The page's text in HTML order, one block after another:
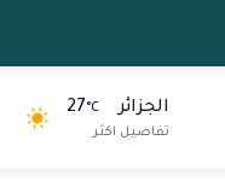
الجزائر 27°C
تفاصيل اكثر